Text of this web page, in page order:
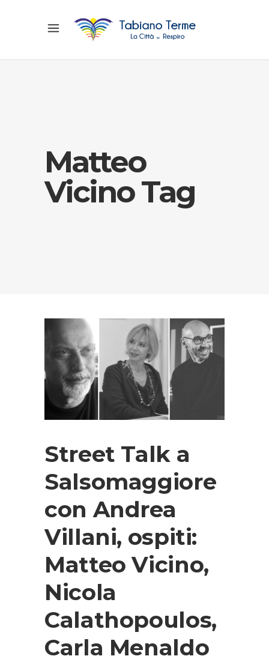
Matteo
Vicino Tag
Street Talk a
Salsomaggiore
con Andrea
Villani, ospiti:
Matteo Vicino,
Nicola
Calathopoulos,
Carla Menaldo